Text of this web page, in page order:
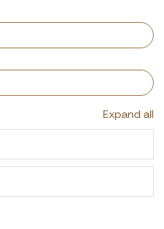
Expand all